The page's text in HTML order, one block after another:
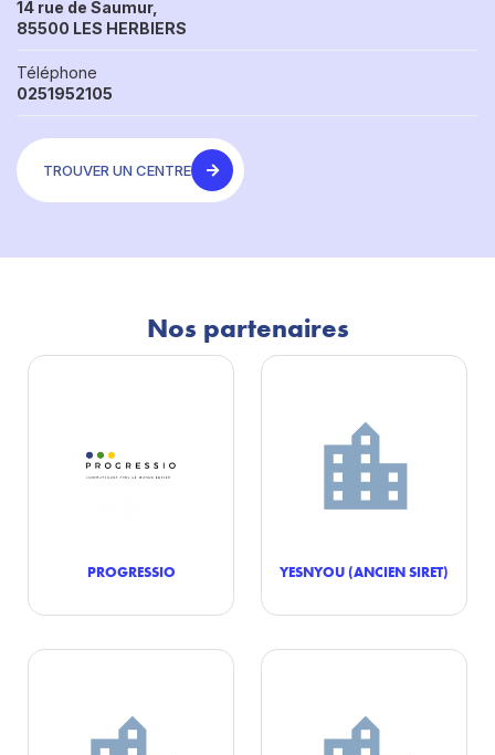
14 rue de Saumur,
85500 LES HERBIERS
Téléphone
0251952105
TROUVER UN CENTRE
Nos partenaires
PROGRESSIO YESNYOU (ANCIEN SIRET)